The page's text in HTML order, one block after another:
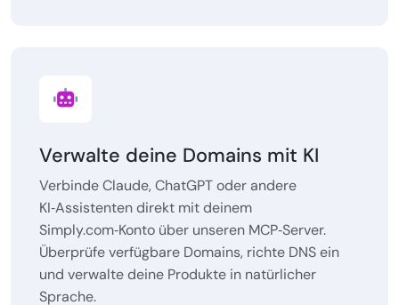
Verwalte deine Domains mit KI
Verbinde Claude, ChatGPT oder andere
KI‑Assistenten direkt mit deinem
Simply.com‑Konto über unseren MCP‑Server.
Überprüfe verfügbare Domains, richte DNS ein
und verwalte deine Produkte in natürlicher
Sprache.